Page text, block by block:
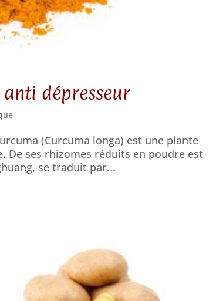
dépresseur
(Curcuma longa) est une plante
De ses rhizomes réduits en poudre est
se traduit par...